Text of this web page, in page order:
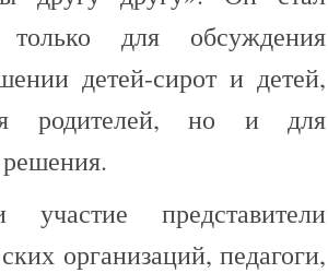
для обсуждения
детей-сирот и детей,
родителей, но и для
представители
организаций, педагоги,